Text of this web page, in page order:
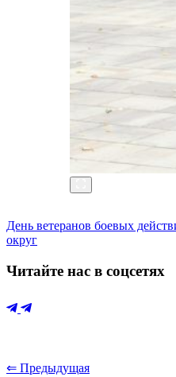
День ветеранов боевых
округ
Читайте нас в соцсетях
⇐ Предыдущая